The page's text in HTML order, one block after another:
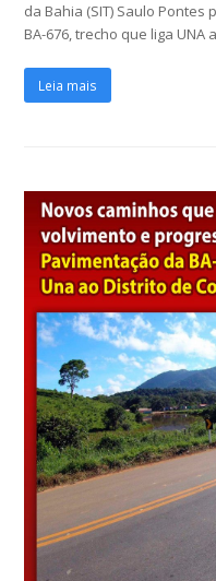
da Bahia (SIT) Saulo
BA-676, trecho que liga UNA
Leia mais